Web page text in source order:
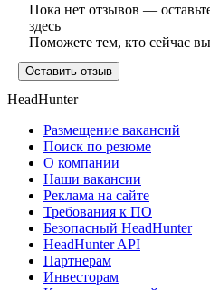
Пока нет отзывов —
здесь
Поможете тем, кто сейчас
Оставить отзыв
HeadHunter
Размещение вакансий
Поиск по резюме
О компании
Наши вакансии
Реклама на сайте
Требования к ПО
Безопасный HeadHunter
HeadHunter API
Партнерам
Инвесторам